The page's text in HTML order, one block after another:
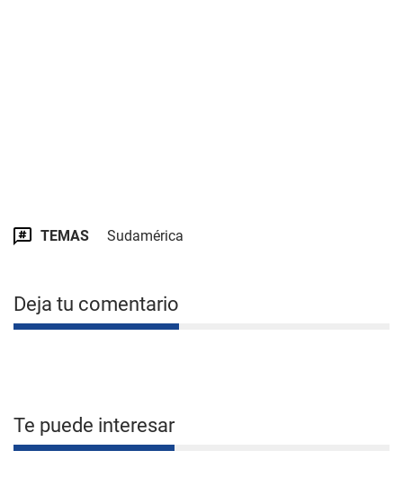
TEMAS Sudamérica
Deja tu comentario
Te puede interesar